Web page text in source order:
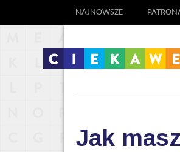
NAJNOWSZE
Jak